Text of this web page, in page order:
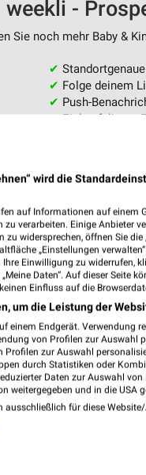
weekli -
Sie noch mehr Baby &
✔
✔ Folge deinem
✔ Push-
✔Einkaufsliste -
wird die
auf Informationen auf einem
zu verarbeiten. Einige Anbieter
widersprechen, öffnen Sie
„Einstellungen
Einwilligung zu widerrufen,
Daten“. Auf dieser Seite
Einfluss auf die
um die Leistung der
einem Endgerät. Verwendung
von Profilen zur Auswahl
zur Auswahl
durch Statistiken oder
Daten zur Auswahl von
weitergegeben und in die USA
ausschließlich für diese